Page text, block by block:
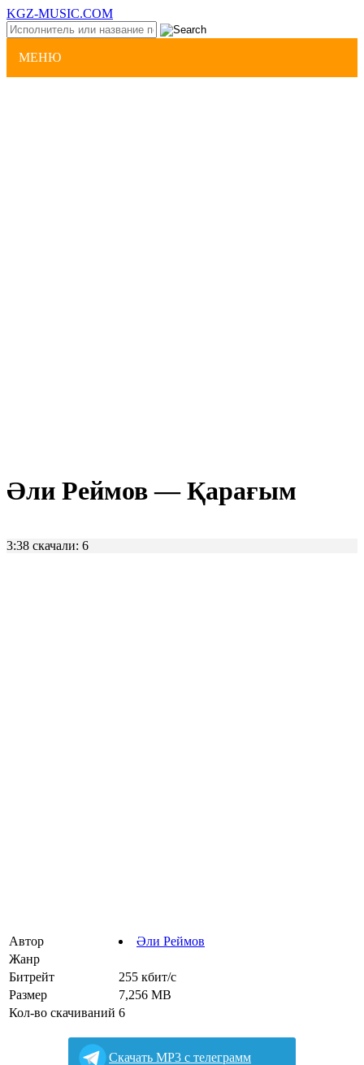
KGZ-MUSIC.COM
МЕНЮ
Әли Реймов — Қарағым
3:38 скачали: 6
Автор
Әли Реймов
Жанр
Битрейт
255 кбит/с
Размер
7,256 MB
Кол-во скачиваний 6
Cкачать MP3 с телеграмм